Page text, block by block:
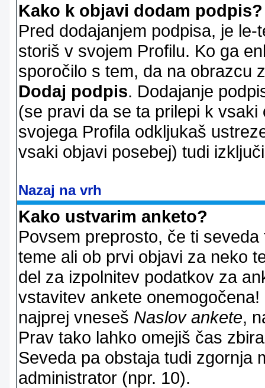
Kako k objavi dodam podpis?
Pred dodajanjem podpisa, je
storiš v svojem Profilu. Ko ga
sporočilo s tem, da na obrazcu
Dodaj podpis. Dodajanje
(se pravi da se ta prilepi k
svojega Profila odkljukaš
vsaki objavi posebej) tudi
Nazaj na vrh
Kako ustvarim anketo?
Povsem preprosto, če ti
teme ali ob prvi objavi za neko
del za izpolnitev podatkov za
vstavitev ankete
najprej vneseš Naslov ankete,
Prav tako lahko omejiš čas
Seveda pa obstaja tudi zgornja
administrator (npr. 10).